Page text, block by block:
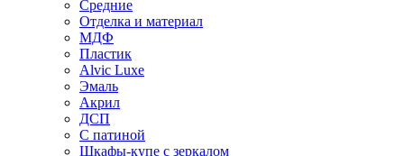
Средние
Отделка и материал
МДФ
Пластик
Alvic Luxe
Эмаль
Акрил
ДСП
С патиной
Шкафы-купе с зеркалом